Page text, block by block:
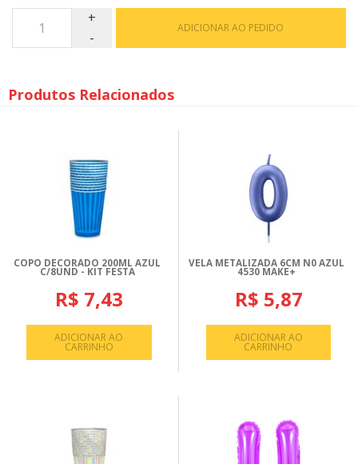
ADICIONAR AO PEDIDO
Produtos Relacionados
COPO DECORADO 200ML AZUL
C/8UND - KIT FESTA
R$ 7,43
ADICIONAR AO
CARRINHO
VELA METALIZADA 6CM N0 AZUL
4530 MAKE+
R$ 5,87
ADICIONAR AO
CARRINHO